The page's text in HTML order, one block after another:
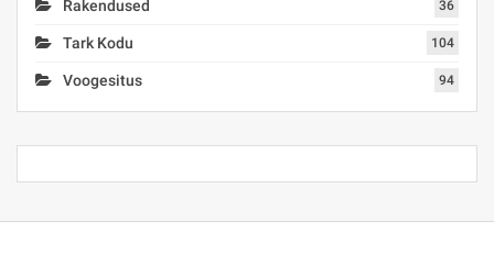
Rakendused 36
Tark Kodu 104
Voogesitus 94